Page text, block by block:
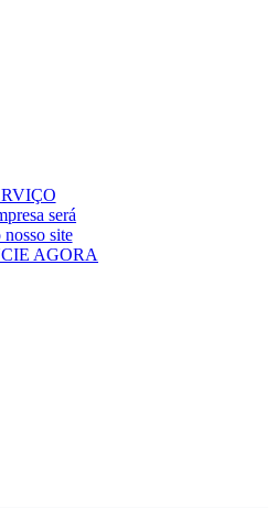
será
site
AGORA